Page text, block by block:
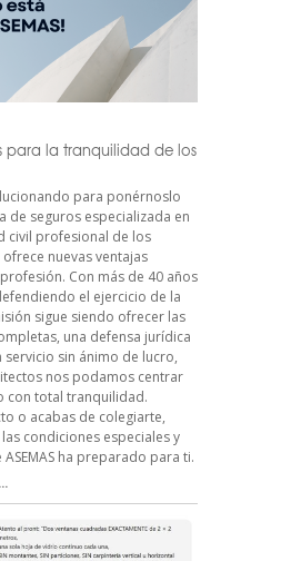
para la tranquilidad de los
para ponérnoslo
de seguros especializada en
civil profesional de los
nuevas ventajas
Con más de 40 años
el ejercicio de la
sigue siendo ofrecer las
una defensa jurídica
servicio sin ánimo de lucro,
nos podamos centrar
con total tranquilidad.
o acabas de colegiarte,
condiciones especiales y
ha preparado para ti.